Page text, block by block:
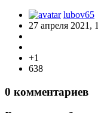
lubov65
27 апреля 2021,
+1
638
0 комментариев